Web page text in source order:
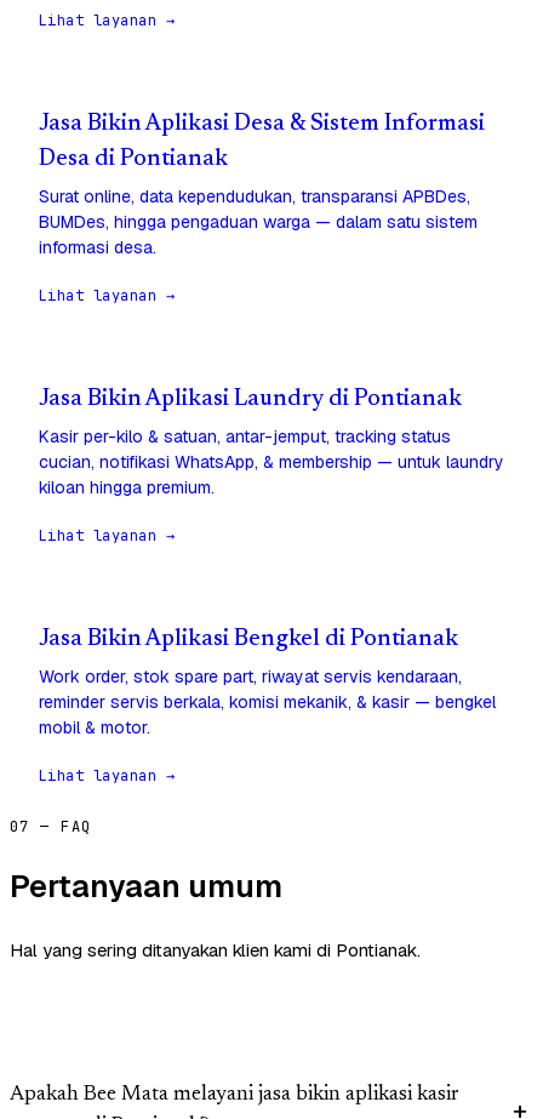
Lihat layanan →
Jasa Bikin Aplikasi Desa & Sistem Informasi
Desa di Pontianak
Surat online, data kependudukan, transparansi APBDes,
BUMDes, hingga pengaduan warga — dalam satu sistem
informasi desa.
Lihat layanan →
Jasa Bikin Aplikasi Laundry di Pontianak
Kasir per-kilo & satuan, antar-jemput, tracking status
cucian, notifikasi WhatsApp, & membership — untuk laundry
kiloan hingga premium.
Lihat layanan →
Jasa Bikin Aplikasi Bengkel di Pontianak
Work order, stok spare part, riwayat servis kendaraan,
reminder servis berkala, komisi mekanik, & kasir — bengkel
mobil & motor.
Lihat layanan →
07 — FAQ
Pertanyaan umum
Hal yang sering ditanyakan klien kami di Pontianak.
Apakah Bee Mata melayani jasa bikin aplikasi kasir